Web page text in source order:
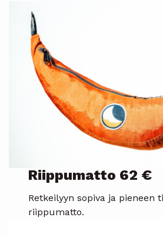
Riippumatto 62 €
Retkeilyyn sopiva ja pieneen
riippumatto.